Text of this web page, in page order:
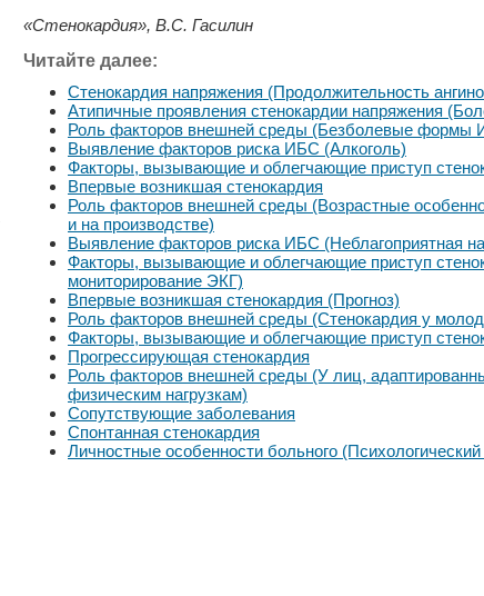
«Стенокардия», В.С. Гасилин
Читайте далее:
Стенокардия напряжения (Продолжительность
Атипичные проявления стенокардии напряжения
Роль факторов внешней среды (Безболевые формы
Выявление факторов риска ИБС (Алкоголь)
Факторы, вызывающие и облегчающие приступ
Впервые возникшая стенокардия
Роль факторов внешней среды (Возрастные
и на производстве)
Выявление факторов риска ИБС (Неблагоприятная
Факторы, вызывающие и облегчающие приступ
мониторирование ЭКГ)
Впервые возникшая стенокардия (Прогноз)
Роль факторов внешней среды (Стенокардия у
Факторы, вызывающие и облегчающие приступ
Прогрессирующая стенокардия
Роль факторов внешней среды (У лиц,
физическим нагрузкам)
Сопутствующие заболевания
Спонтанная стенокардия
Личностные особенности больного